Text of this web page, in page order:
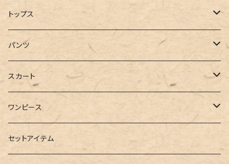
コート
ジャケット
ブルゾン
ロングシャツ
ダウンジャケット
トップス
Tシャツ
カットソー
半袖
スウェット・パーカー
ニット
パンツ
デニム
スキニー
ショートパンツ
スカート
ロング
ミニ
ワンピース
シャツワンピース
セットアイテム